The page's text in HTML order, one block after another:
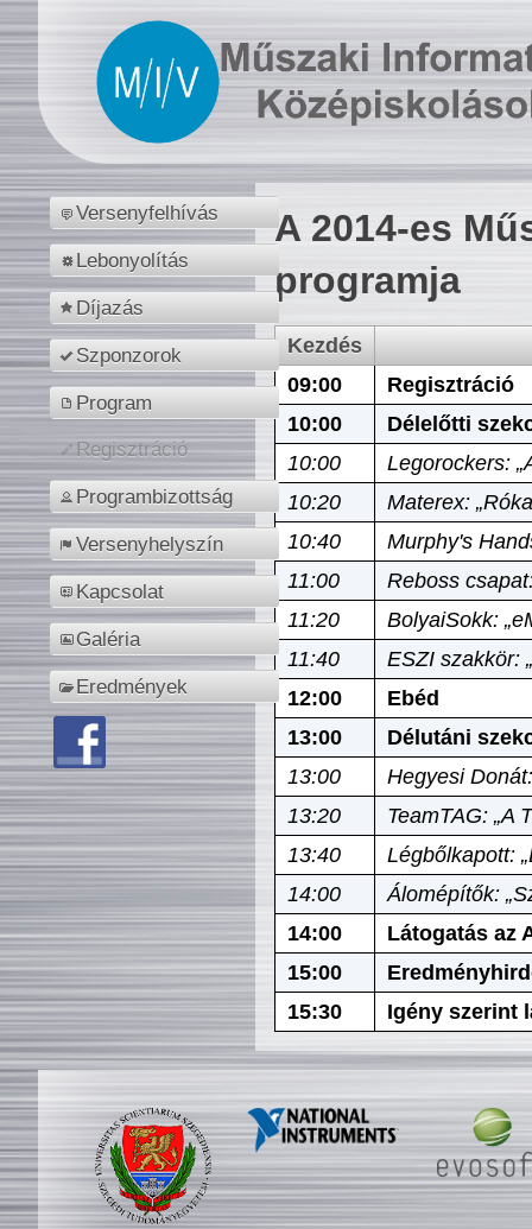
Versenyfelhívás
Lebonyolítás
Díjazás
Szponzorok
Program
Regisztráció
Programbizottság
Versenyhelyszín
Kapcsolat
Galéria
Eredmények
A 2014-es
programja
Kezdés
09:00
Regisztráció
10:00
Délelőtti
10:00
Legorockers:
10:20
Materex:
10:40
Murphy's
11:00
Reboss
11:20
BolyaiSokk:
11:40
ESZI szakkör:
12:00
Ebéd
13:00
Délutáni
13:00
Hegyesi
13:20
TeamTAG: „A
13:40
Légbőlkapott:
14:00
Álomépítők:
14:00
Látogatás az
15:00
15:30
Igény szerint